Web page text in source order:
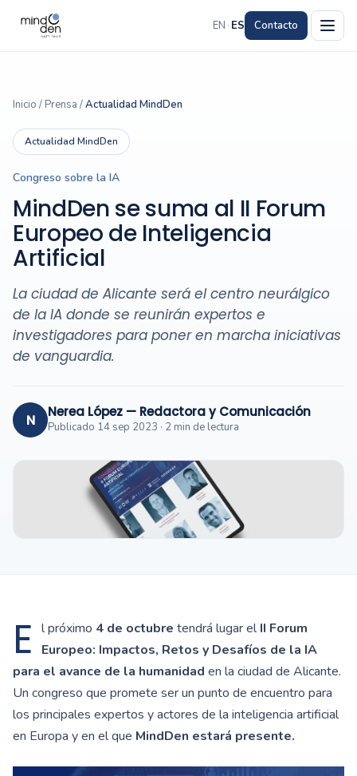
EN · ES Contacto
Inicio / Prensa /Actualidad MindDen
Actualidad MindDen
Congreso sobre la IA
MindDen se suma al II Forum
Europeo de Inteligencia
Artificial
La ciudad de Alicante será el centro neurálgico
de la IA donde se reunirán expertos e
investigadores para poner en marcha iniciativas
de vanguardia.
N Nerea López — Redactora y Comunicación
Publicado 14 sep 2023 · 2 min de lectura
E l próximo 4 de octubre tendrá lugar elII Forum
Europeo: Impactos, Retos y Desafíos de la IA
para el avance de la humanidad en la ciudad de Alicante.
Un congreso que promete ser un punto de encuentro para
los principales expertos y actores de la inteligencia artificial
en Europa y en el que MindDen estará presente.